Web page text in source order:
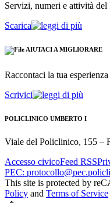
Servizi, numeri e attività
Scarica
AIUTACI A MIGLIORARE
Raccontaci la tua
Scrivici
POLICLINICO UMBERTO I
Viale del Policlinico, 155 –
Accesso civicoFeed RSS
PEC:
This site is protected by
Policy and Terms of Service